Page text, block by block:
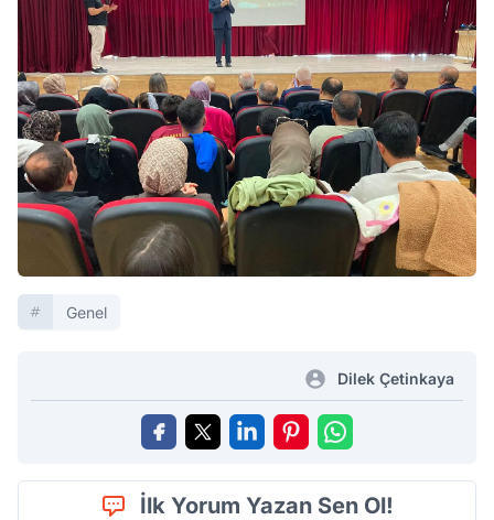
Genel
Dilek Çetinkaya
İlk Yorum Yazan Sen Ol!